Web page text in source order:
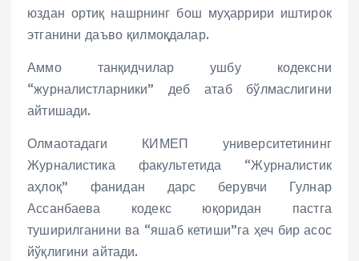
юздан ортиқ нашрнинг бош муҳаррири иштирок
этганини даъво қилмоқдалар.
Аммо танқидчилар ушбу кодексни
“журналистларники” деб атаб бўлмаслигини
айтишади.
Олмаотадаги КИМЕП университетининг
Журналистика факультетида “Журналистик
аҳлоқ” фанидан дарс берувчи Гулнар
Ассанбаева кодекс юқоридан пастга
туширилганини ва “яшаб кетиши”га ҳеч бир асос
йўқлигини айтади.